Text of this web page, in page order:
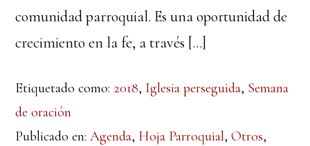
comunidad parroquial. Es una oportunidad de
crecimiento en la fe, a través […]
Etiquetado como: 2018, Iglesia perseguida, Semana
de oración
Publicado en:Agenda, Hoja Parroquial,Otros,